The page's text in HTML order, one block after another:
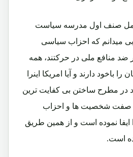
صنف اول مدرسه سیاست
میدانم که احزاب سیاسی
منافع ملی در حرکتند، همه
باخود دارند و آیا امریکا اینرا
در مطرح ساختن بی کفایت ترین
صفت شخصیت ها و احزاب
نموده است و از همین طریق
است.